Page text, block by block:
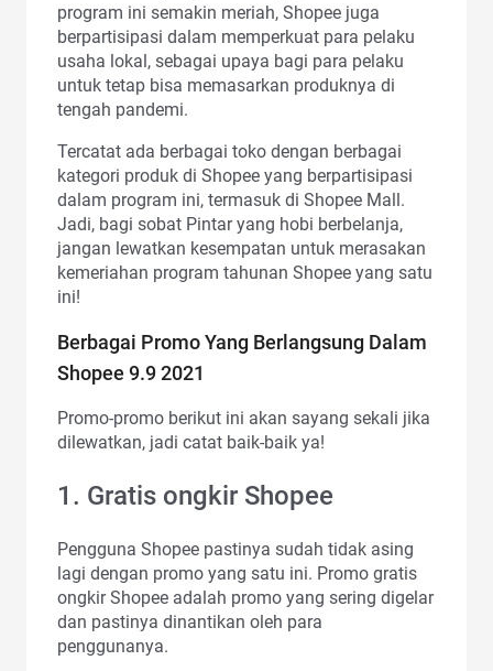
program ini semakin meriah, Shopee juga
berpartisipasi dalam memperkuat para pelaku
usaha lokal, sebagai upaya bagi para pelaku
untuk tetap bisa memasarkan produknya di
tengah pandemi.
Tercatat ada berbagai toko dengan berbagai
kategori produk di Shopee yang berpartisipasi
dalam program ini, termasuk di Shopee Mall.
Jadi, bagi sobat Pintar yang hobi berbelanja,
jangan lewatkan kesempatan untuk merasakan
kemeriahan program tahunan Shopee yang satu
ini!
Berbagai Promo Yang Berlangsung Dalam
Shopee 9.9 2021
Promo-promo berikut ini akan sayang sekali jika
dilewatkan, jadi catat baik-baik ya!
1. Gratis ongkir Shopee
Pengguna Shopee pastinya sudah tidak asing
lagi dengan promo yang satu ini. Promo gratis
ongkir Shopee adalah promo yang sering digelar
dan pastinya dinantikan oleh para
penggunanya.